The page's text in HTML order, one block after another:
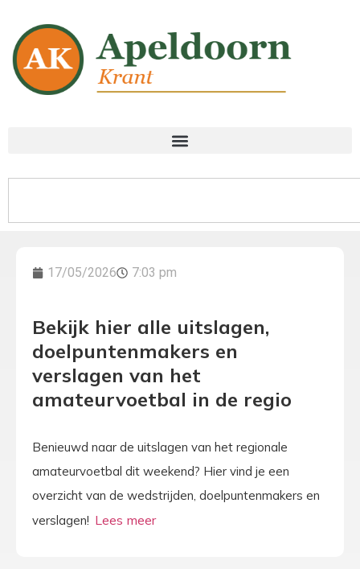
17/05/2026 7:03 pm
Bekijk hier alle uitslagen,
doelpuntenmakers en
verslagen van het
amateurvoetbal in de regio
Benieuwd naar de uitslagen van het regionale
amateurvoetbal dit weekend? Hier vind je een
overzicht van de wedstrijden, doelpuntenmakers en
verslagen!